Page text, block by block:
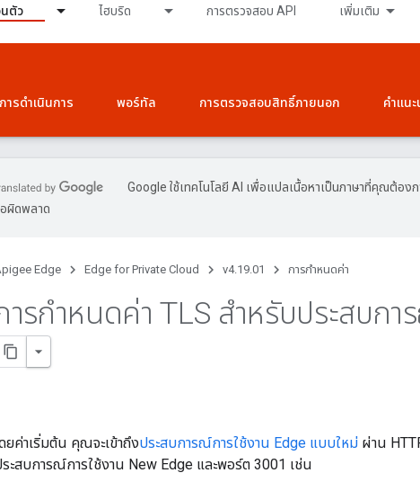
ตัว ไฮบริด การตรวจสอบ API เพิ่มเติม
การดำเนินการ พอร์ทัล การตรวจสอบสิทธิ์ภายนอก คำแนะ
Google ใช้เทคโนโลยี AI เพื่อแปลเนื้อหาเป็นภาษาที่คุณต้อง
ผิดพลาด
Edge Edge for Private Cloud v4.19.01 การกำหนดค่า
ารกําหนดค่า TLS สําหรับประสบกา
ยค่าเริ่มต้น คุณจะเข้าถึงประสบการณ์การใช้งาน Edge แบบใหม่ ผ่าน
ะสบการณ์การใช้งาน New Edge และพอร์ต 3001 เช่น